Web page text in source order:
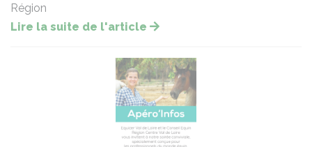
Région
Lire la suite de l'article